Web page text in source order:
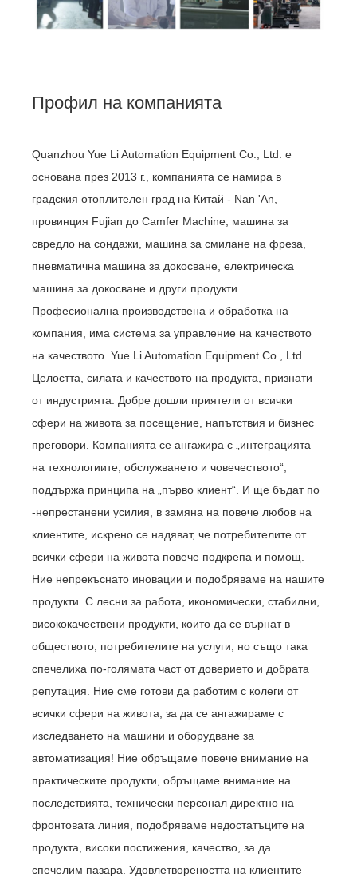
Профил на компанията
Quanzhou Yue Li Automation Equipment Co., Ltd. е
основана през 2013 г., компанията се намира в
градския отоплителен град на Китай - Nan 'An,
провинция Fujian до Camfer Machine, машина за
свредло на сондажи, машина за смилане на фреза,
пневматична машина за докосване, електрическа
машина за докосване и други продукти
Професионална производствена и обработка на
компания, има система за управление на качеството
на качеството. Yue Li Automation Equipment Co., Ltd.
Целостта, силата и качеството на продукта, признати
от индустрията. Добре дошли приятели от всички
сфери на живота за посещение, напътствия и бизнес
преговори. Компанията се ангажира с „интеграцията
на технологиите, обслужването и човечеството“,
поддържа принципа на „първо клиент“. И ще бъдат по
-непрестанени усилия, в замяна на повече любов на
клиентите, искрено се надяват, че потребителите от
всички сфери на живота повече подкрепа и помощ.
Ние непрекъснато иновации и подобряваме на нашите
продукти. С лесни за работа, икономически, стабилни,
висококачествени продукти, които да се върнат в
обществото, потребителите на услуги, но също така
спечелиха по-голямата част от доверието и добрата
репутация. Ние сме готови да работим с колеги от
всички сфери на живота, за да се ангажираме с
изследването на машини и оборудване за
автоматизация! Ние обръщаме повече внимание на
практическите продукти, обръщаме внимание на
последствията, технически персонал директно на
фронтовата линия, подобряваме недостатъците на
продукта, високи постижения, качество, за да
спечелим пазара. Удовлетвореността на клиентите